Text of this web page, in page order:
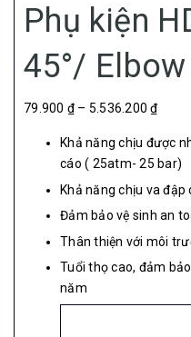
Phụ kiện
45°/ Elbow
79.900 ₫ – 5.536.200 ₫
Khả năng chịu được
cáo ( 25atm- 25 bar)
Khả năng chịu va đập
Đảm bảo vệ sinh an
Thân thiện với môi
Tuổi thọ cao, đảm
năm